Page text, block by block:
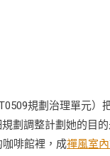
規劃治理單元）
劃調整計劃她的目
啡館裡，成禪風室